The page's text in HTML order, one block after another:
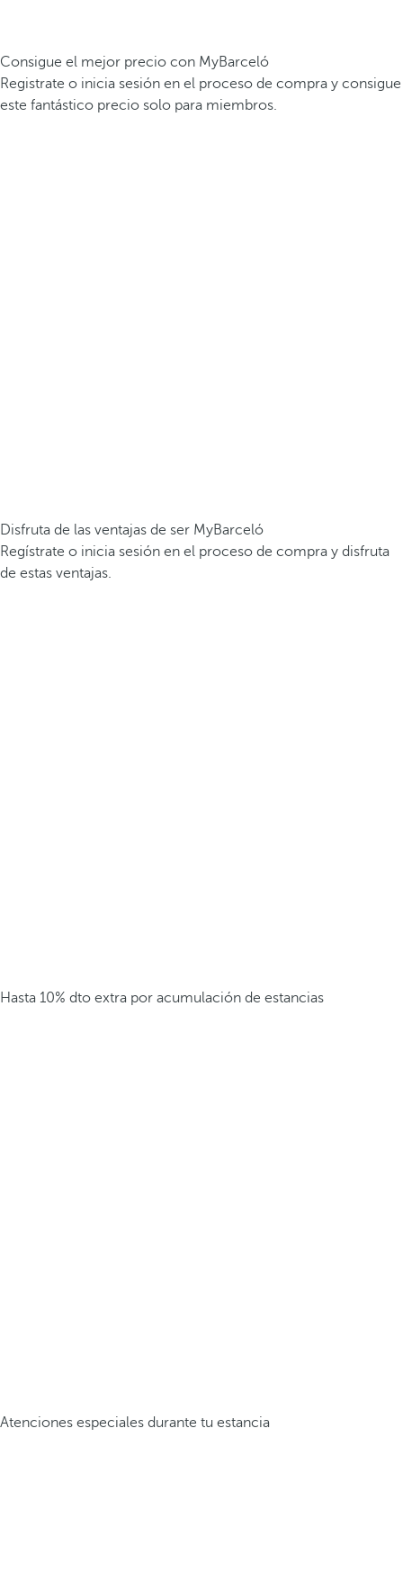
Consigue el mejor precio con MyBarceló
Registrate o inicia sesión en el proceso de compra y consigue
este fantástico precio solo para miembros.
Disfruta de las ventajas de ser MyBarceló
Regístrate o inicia sesión en el proceso de compra y disfruta
de estas ventajas.
Hasta 10% dto extra por acumulación de estancias
Atenciones especiales durante tu estancia